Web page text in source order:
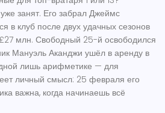
занят. Его забрал Джеймс
в клуб после двух удачных сезонов
млн. Свободный 25-й освободился
Мануэль Аканджи ушёл в аренду в
лишь арифметике — для
личный смысл: 25 февраля его
важна, когда начинаешь всё